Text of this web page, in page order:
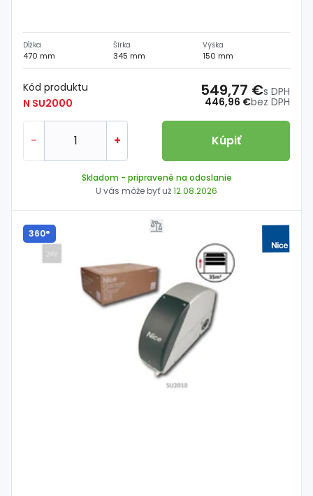
Dĺžka
470 mm
Šírka
345 mm
Výška
150 mm
Kód produktu
N SU2000
446,96 €bez DPH
549,77 €s DPH
- + Kúpiť
Skladom - pripravené na odoslanie
U vás môže byť už12.08.2026
360°